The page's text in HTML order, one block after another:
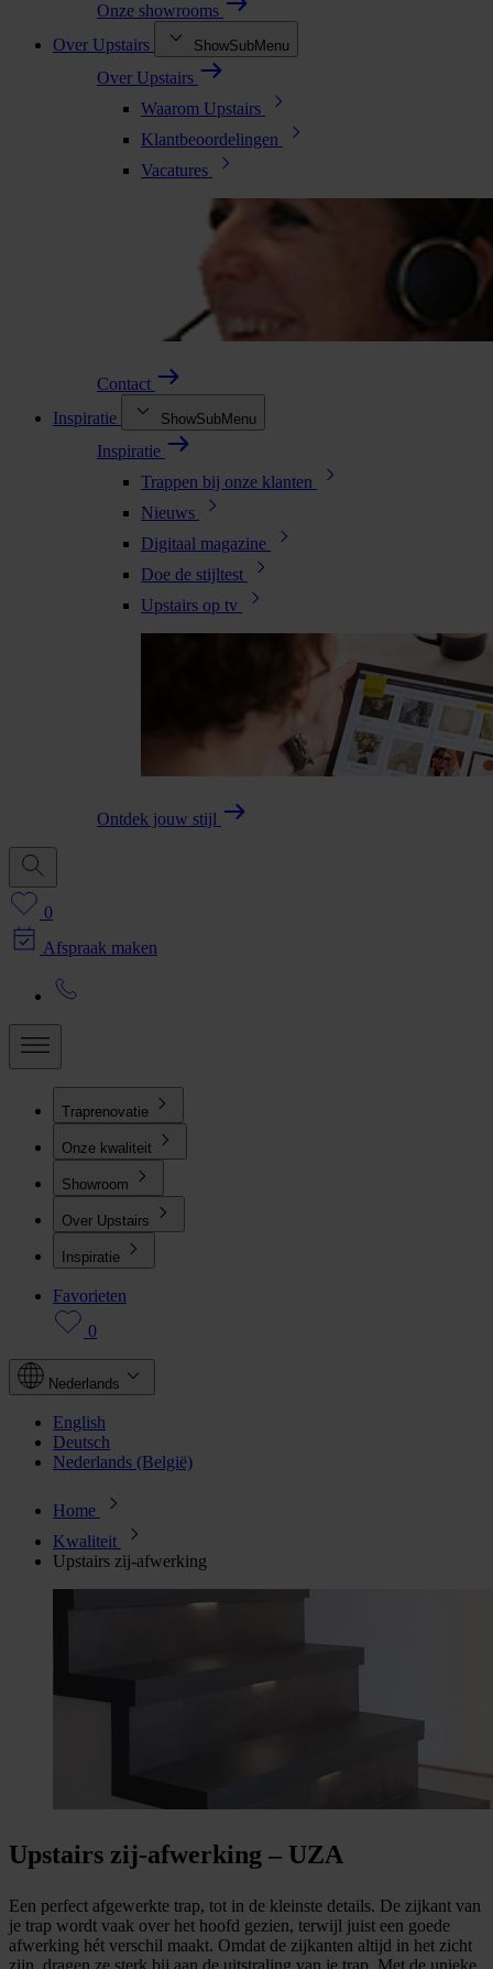
Onze showrooms
Over Upstairs
ShowSubMenu
Over Upstairs
Waarom Upstairs
Klantbeoordelingen
Vacatures
Contact
Inspiratie
ShowSubMenu
Inspiratie
Trappen bij onze klanten
Nieuws
Digitaal magazine
Doe de stijltest
Upstairs op tv
Ontdek jouw stijl
0
Afspraak maken
Traprenovatie
Onze kwaliteit
Showroom
Over Upstairs
Inspiratie
Favorieten
0
Nederlands
English
Deutsch
Nederlands (België)
Home
Kwaliteit
Upstairs zij-afwerking
Upstairs zij-afwerking – UZA
Een perfect afgewerkte trap, tot in de kleinste details. De zijkant van
je trap wordt vaak over het hoofd gezien, terwijl juist een goede
afwerking hét verschil maakt. Omdat de zijkanten altijd in het zicht
zijn, dragen ze sterk bij aan de uitstraling van je trap. Met de unieke